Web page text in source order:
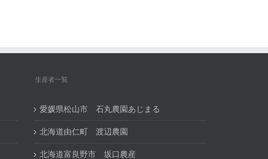
生産者一覧
愛媛県松山市 石丸農園あじまる
北海道由仁町 渡辺農園
北海道富良野市 坂口農産